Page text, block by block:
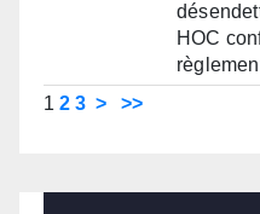
HOC
1 2 3 > >>